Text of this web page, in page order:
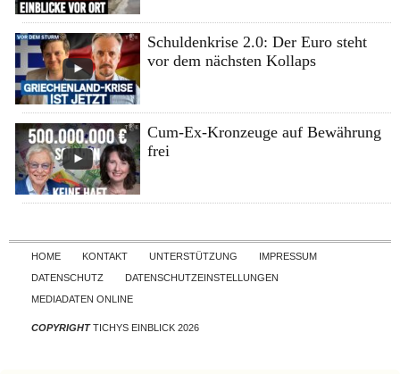
Schuldenkrise 2.0: Der Euro steht
vor dem nächsten Kollaps
Cum-Ex-Kronzeuge auf Bewährung
frei
Skip to content
HOME KONTAKT UNTERSTÜTZUNG
IMPRESSUM
DATENSCHUTZ
DATENSCHUTZEINSTELLUNGEN
MEDIADATEN ONLINE
COPYRIGHTTICHYS EINBLICK 2026